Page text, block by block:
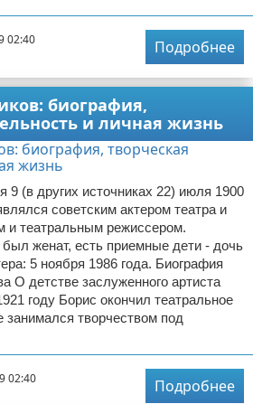
02:40
Подробнее
биография,
и личная жизнь
9 (в других источниках 22) июля 1900
советским актером театра и
и театральным режиссером.
женат, есть приемные дети - дочь
5 ноября 1986 года. Биография
О детстве заслуженного артиста
году Борис окончил театральное
занимался творчеством под
02:40
Подробнее